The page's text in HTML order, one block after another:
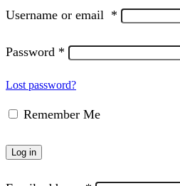
Username or email *
Password *
Lost password?
Remember Me
Log in